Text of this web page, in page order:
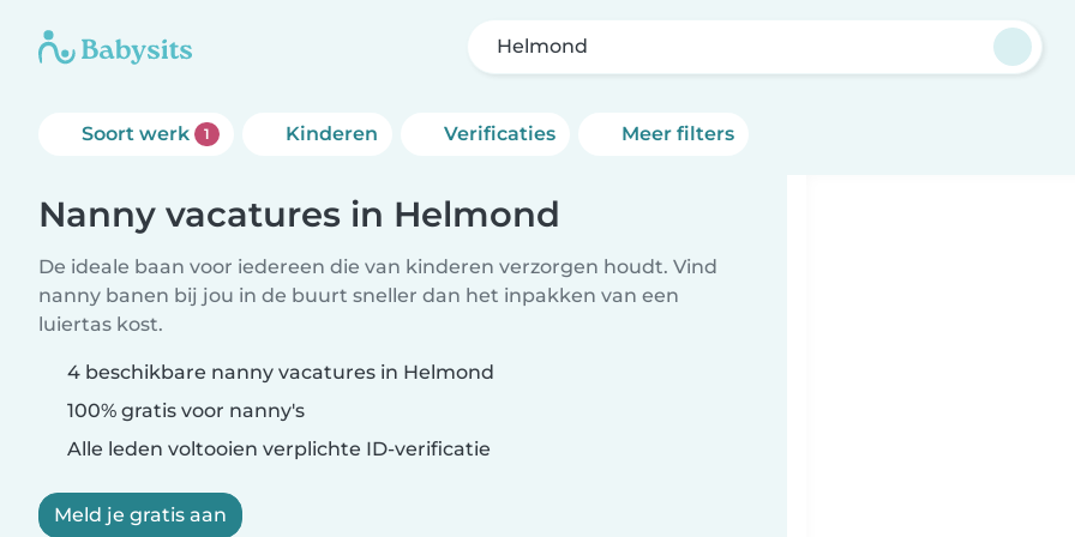
Helmond
Soort werk 1 Kinderen Verificaties Meer filters
Nanny vacatures in Helmond
De ideale baan voor iedereen die van kinderen verzorgen houdt. Vind
nanny banen bij jou in de buurt sneller dan het inpakken van een
luiertas kost.
4 beschikbare nanny vacatures in Helmond
100% gratis voor nanny's
Alle leden voltooien verplichte ID-verificatie
Meld je gratis aan